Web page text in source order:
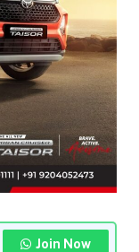
Join Now